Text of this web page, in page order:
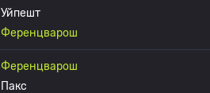
Уйпешт
Ференцварош
Ференцварош
Пакс